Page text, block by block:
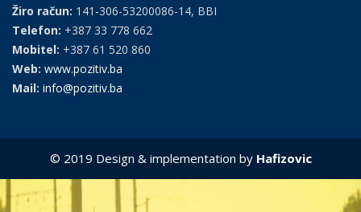
Žiro račun: 141-306-53200086-14, BBI
Telefon: +387 33 778 662
Mobitel: +387 61 520 860
Web: www.pozitiv.ba
Mail: info@pozitiv.ba
© 2019 Design & implementation by Hafizovic